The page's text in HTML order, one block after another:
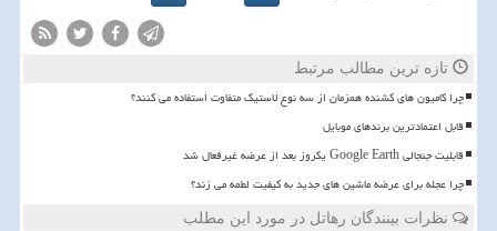
تازه ترین مطالب مرتبط
چرا کامیون های کشنده همزمان از سه نوع لاستیک متفاوت استفاده می کنند؟
قابل اعتمادترین برندهای موبایل
قابلیت جنجالی Google Earth یکروز بعد از عرضه غیرفعال شد
چرا عجله برای عرضه ماشین های جدید به کیفیت لطمه می زند؟
نظرات بینندگان رهاتل در مورد این مطلب